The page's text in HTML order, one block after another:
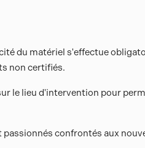
du matériel s'effectue
non certifiés.
le lieu d'intervention pour
confrontés aux